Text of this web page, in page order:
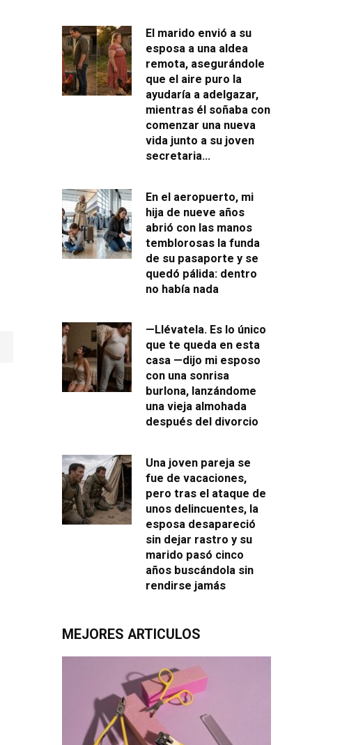
El marido envió a su
esposa a una aldea
remota, asegurándole
que el aire puro la
ayudaría a adelgazar,
mientras él soñaba con
comenzar una nueva
vida junto a su joven
secretaria…
En el aeropuerto, mi
hija de nueve años
abrió con las manos
temblorosas la funda
de su pasaporte y se
quedó pálida: dentro
no había nada
—Llévatela. Es lo único
que te queda en esta
casa —dijo mi esposo
con una sonrisa
burlona, lanzándome
una vieja almohada
después del divorcio
Una joven pareja se
fue de vacaciones,
pero tras el ataque de
unos delincuentes, la
esposa desapareció
sin dejar rastro y su
marido pasó cinco
años buscándola sin
rendirse jamás
MEJORES ARTICULOS